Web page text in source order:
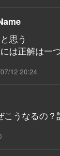
思う
は正解は一
12 20:24
こうなるの